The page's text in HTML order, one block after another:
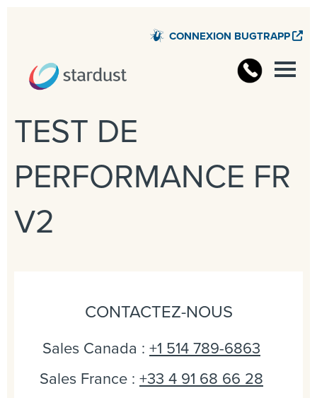
CONNEXION BUGTRAPP
TEST DE
PERFORMANCE FR
V2
CONTACTEZ-NOUS
Sales Canada : +1 514 789-6863
Sales France : +33 4 91 68 66 28